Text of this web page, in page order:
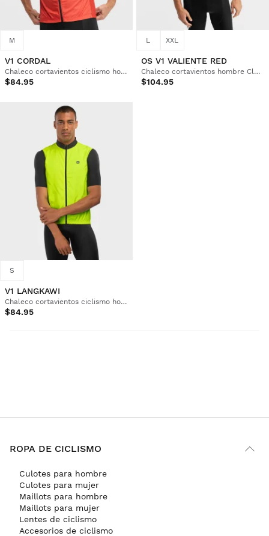
M
V1 CORDAL
Chaleco cortavientos ciclismo hombre
$84.95
L XXL
OS V1 VALIENTE RED
Chaleco cortavientos hombre Club Atlético Osasuna x Siroko
$104.95
S
V1 LANGKAWI
Chaleco cortavientos ciclismo hombre
$84.95
ROPA DE CICLISMO
Culotes para hombre
Culotes para mujer
Maillots para hombre
Maillots para mujer
Lentes de ciclismo
Accesorios de ciclismo